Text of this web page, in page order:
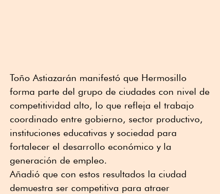
Toño Astiazarán manifestó que Hermosillo
forma parte del grupo de ciudades con nivel de
competitividad alto, lo que refleja el trabajo
coordinado entre gobierno, sector productivo,
instituciones educativas y sociedad para
fortalecer el desarrollo económico y la
generación de empleo.
Añadió que con estos resultados la ciudad
demuestra ser competitiva para atraer